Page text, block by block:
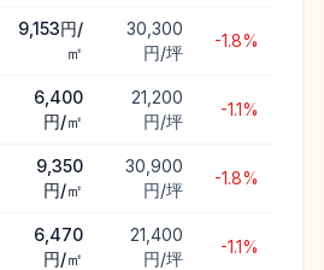
9,153円/
㎡
30,300
円/坪
-1.8%
6,400
円/㎡
21,200
円/坪
-1.1%
9,350
円/㎡
30,900
円/坪
-1.8%
6,470
円/㎡
21,400
円/坪
-1.1%